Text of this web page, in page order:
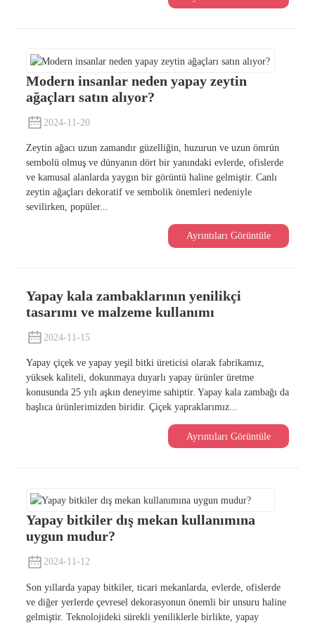
Modern insanlar neden yapay zeytin
ağaçları satın alıyor?
2024-11-20
Zeytin ağacı uzun zamandır güzelliğin, huzurun ve uzun ömrün
sembolü olmuş ve dünyanın dört bir yanındaki evlerde, ofislerde
ve kamusal alanlarda yaygın bir görüntü haline gelmiştir. Canlı
zeytin ağaçları dekoratif ve sembolik önemleri nedeniyle
sevilirken, popüler...
Ayrıntıları Görüntüle
Yapay kala zambaklarının yenilikçi
tasarımı ve malzeme kullanımı
2024-11-15
Yapay çiçek ve yapay yeşil bitki üreticisi olarak fabrikamız,
yüksek kaliteli, dokunmaya duyarlı yapay ürünler üretme
konusunda 25 yılı aşkın deneyime sahiptir. Yapay kala zambağı da
başlıca ürünlerimizden biridir. Çiçek yapraklarımız...
Ayrıntıları Görüntüle
Yapay bitkiler dış mekan kullanımına
uygun mudur?
2024-11-12
Son yıllarda yapay bitkiler, ticari mekanlarda, evlerde, ofislerde
ve diğer yerlerde çevresel dekorasyonun önemli bir unsuru haline
gelmiştir. Teknolojideki sürekli yeniliklerle birlikte, yapay